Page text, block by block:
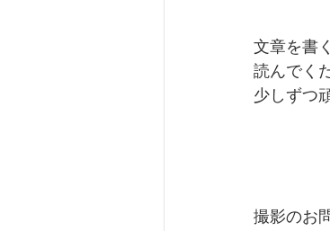
文章を書
読んでく
少しずつ
撮影のお